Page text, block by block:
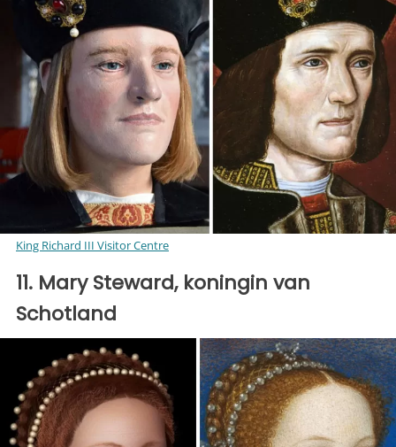
King Richard III Visitor Centre
11. Mary Steward, koningin van
Schotland